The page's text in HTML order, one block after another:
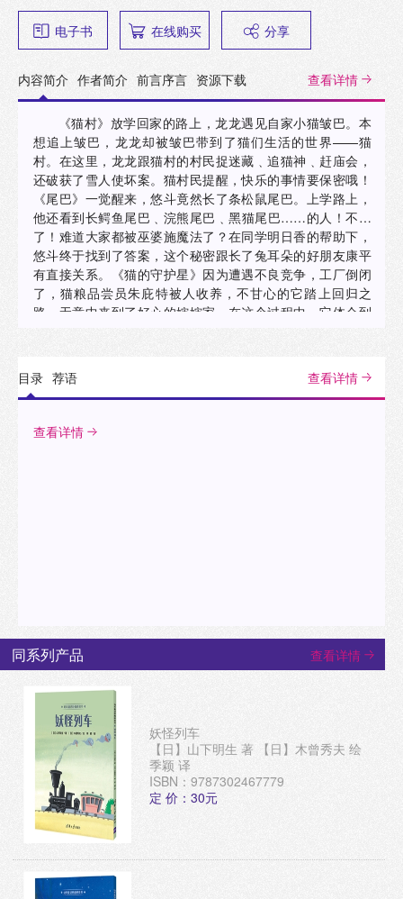
电子书 在线购买 分享
内容简介 作者简介 前言序言 资源下载 查看详情
《猫村》放学回家的路上，龙龙遇见自家小猫皱巴。本
想追上皱巴，龙龙却被皱巴带到了猫们生活的世界——猫
村。在这里，龙龙跟猫村的村民捉迷藏﹑追猫神﹑赶庙会，
还破获了雪人使坏案。猫村民提醒，快乐的事情要保密哦！
《尾巴》一觉醒来，悠斗竟然长了条松鼠尾巴。上学路上，
他还看到长鳄鱼尾巴﹑浣熊尾巴﹑黑猫尾巴……的人！不得
了！难道大家都被巫婆施魔法了？在同学明日香的帮助下，
悠斗终于找到了答案，这个秘密跟长了兔耳朵的好朋友康平
有直接关系。《猫的守护星》因为遭遇不良竞争，工厂倒闭
了，猫粮品尝员朱庇特被人收养，不甘心的它踏上回归之
路，无意中来到了好心的婶婶家。在这个过程中，它体会到
月亮蛋，不过没有使用说明书。黄鼠狼卡波托煮蛋，乌鸦拉
拉米孵蛋，不料月亮蛋变成弯弯的刺刀状。最终在兔子先生
空。《妖怪列车》寂静的大森林里出现一段轨道，树叶就是
车票，黑猫乘务员讲话稀奇古怪，时不时出来吓人的马桶妖
没实现，反而更糟了，青蛙说可能是哪个环节出问题了……
于是，一个秘密协定产生了。《忘记说声谢谢啦》鼠小弟很
懒，蝙蝠帮忙扇风降温，懒得道谢。鼠小弟很馋，哄来寄居
蟹的冰激凌，一口吞进了肚子。鼠小弟一肚子坏水，章鱼把
他救上岸，他冲章鱼撒尿使坏。于是，受惩罚的时候到
了……
目录 荐语 查看详情
查看详情
同系列产品 查看详情
妖怪列车
【日】山下明生 著 【日】木曾秀夫 绘
季颖 译
ISBN：9787302467779
定 价：30元